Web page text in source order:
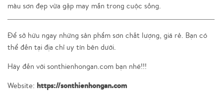
màu sơn đẹp vừa gặp may mắn trong cuộc sống.
Để sở hữu ngay những sản phẩm sơn chất lượng, giá rẻ. Bạn có
thể đến tại địa chỉ uy tín bên dưới.
Hãy đến với sonthienhongan.com bạn nhé!!!
Website: https://sonthienhongan.com